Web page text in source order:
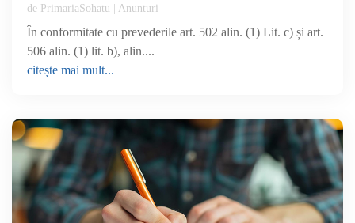
de PrimariaSohatu Anunturi
În conformitate cu prevederile art. 502 alin. (1) Lit. c) și art.
506 alin. (1) lit. b), alin....
citește mai mult...